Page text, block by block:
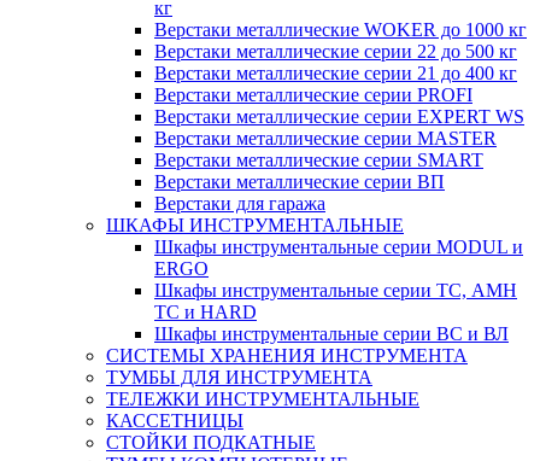
кг
Верстаки металлические WOKER до 1000 кг
Верстаки металлические серии 22 до 500 кг
Верстаки металлические серии 21 до 400 кг
Верстаки металлические серии PROFI
Верстаки металлические серии EXPERT WS
Верстаки металлические серии MASTER
Верстаки металлические серии SMART
Верстаки металлические серии ВП
Верстаки для гаража
ШКАФЫ ИНСТРУМЕНТАЛЬНЫЕ
Шкафы инструментальные серии MODUL и
ERGO
Шкафы инструментальные серии ТС, АМН
ТС и HARD
Шкафы инструментальные серии ВС и ВЛ
СИСТЕМЫ ХРАНЕНИЯ ИНСТРУМЕНТА
ТУМБЫ ДЛЯ ИНСТРУМЕНТА
ТЕЛЕЖКИ ИНСТРУМЕНТАЛЬНЫЕ
КАССЕТНИЦЫ
СТОЙКИ ПОДКАТНЫЕ